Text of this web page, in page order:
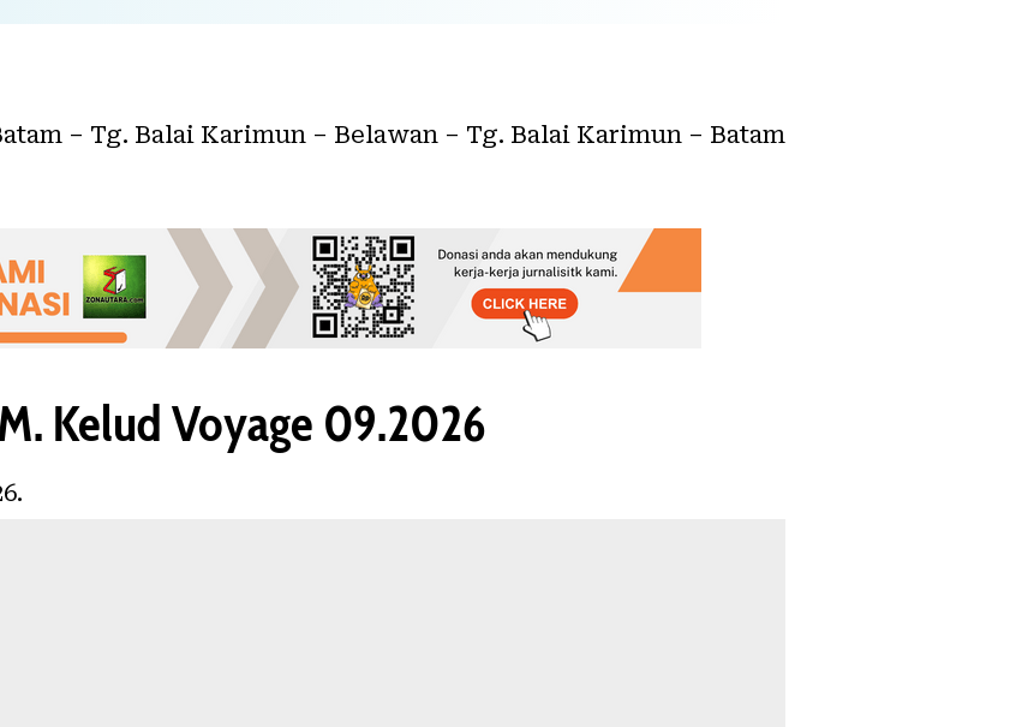
– Tg. Balai Karimun – Belawan – Tg. Balai Karimun – Batam
Kelud Voyage 09.2026